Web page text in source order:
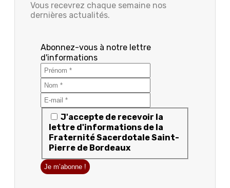
Vous recevrez chaque semaine nos
dernières actualités.
Abonnez-vous à notre lettre
d'informations
J'accepte de recevoir la
lettre d'informations de la
Fraternité Sacerdotale Saint-
Pierre de Bordeaux